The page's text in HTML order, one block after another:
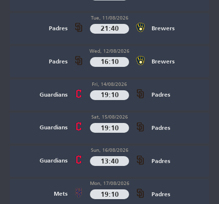
Padres
Tue, 11/08/2026
21:40 Brewers
Padres
Wed, 12/08/2026
16:10 Brewers
Guardians
Fri, 14/08/2026
19:10 Padres
Guardians
Sat, 15/08/2026
19:10 Padres
Guardians
Sun, 16/08/2026
13:40 Padres
Mets
Mon, 17/08/2026
19:10 Padres